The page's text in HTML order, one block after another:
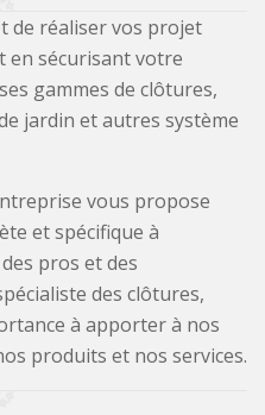
de réaliser vos projet
en sécurisant votre
gammes de clôtures,
jardin et autres système
vous propose
et spécifique à
pros et des
des clôtures,
à apporter à nos
produits et nos services.